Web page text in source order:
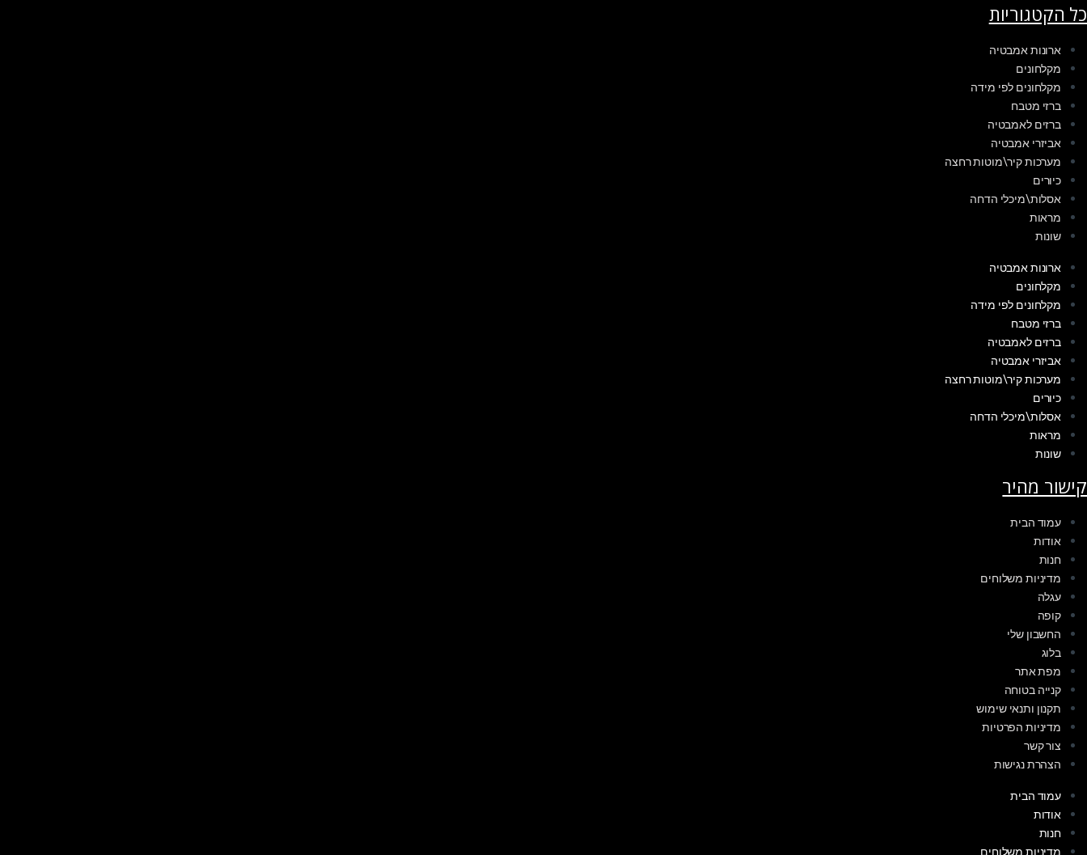
כל הקטגוריות
ארונות אמבטיה
מקלחונים
מקלחונים לפי מידה
ברזי מטבח
ברזים לאמבטיה
אביזרי אמבטיה
מערכות קיר\מוטות רחצה
כיורים
אסלות\מיכלי הדחה
מראות
שונות
ארונות אמבטיה
מקלחונים
מקלחונים לפי מידה
ברזי מטבח
ברזים לאמבטיה
אביזרי אמבטיה
מערכות קיר\מוטות רחצה
כיורים
אסלות\מיכלי הדחה
מראות
שונות
קישור מהיר
עמוד הבית
אודות
חנות
מדיניות משלוחים
עגלה
קופה
החשבון שלי
בלוג
מפת אתר
קנייה בטוחה
תקנון ותנאי שימוש
מדיניות הפרטיות
צור קשר
הצהרת נגישות
עמוד הבית
אודות
חנות
מדיניות משלוחים